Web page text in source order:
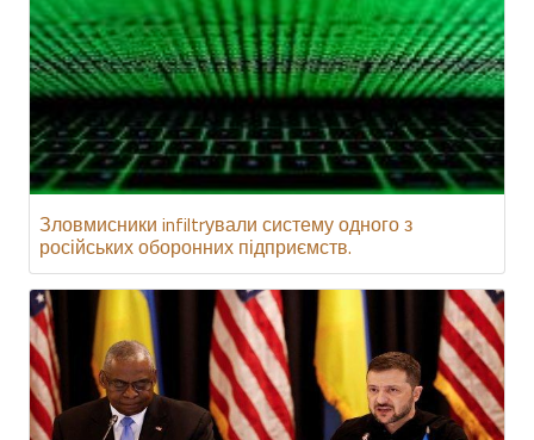
Зловмисники infiltrували систему одного з
російських оборонних підприємств.